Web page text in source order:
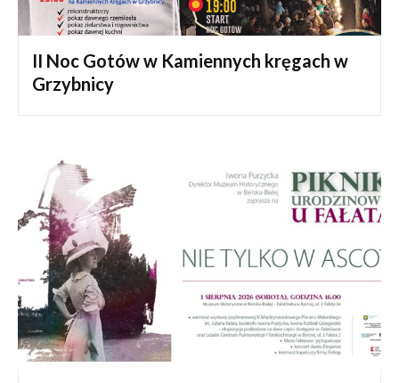
II Noc Gotów w Kamiennych kręgach w
Grzybnicy